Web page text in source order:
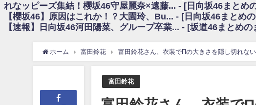
欅坂46/日向坂46まとめのまとめ / 『anan』の表紙の櫻坂46さん、多様性の時代だと話題に
欅坂46/日向坂46まとめのまとめ / 日向坂46より重大発表！！！！
日向坂46まとめのまとめ / 【朗報】増田三莉音さんの生足wwwwwwwwwwww
日向坂46まとめのまとめ / 【日向坂46】五期生着ぐるみ生写真も！ 富田鈴花考案グッズ＆
アイドル – ぷぅアンテナ / 「乃木坂46ののぎおび⊿」北野日奈子が生配信！【2022.3.22
アイドル – ぷぅアンテナ / 2022年3月22日（火）のメディア情報
アイドル – ぷぅアンテナ / 【乃木坂46】井上和の『なぎおはぎ』って こんぺいとう×いち
アイドル – ぷぅアンテナ / 【乃木坂46】日村勇紀 gif職人が切り抜いた名シーン.gif
れなッピーズ集結！櫻坂46守屋麗奈×遠藤... - [日向坂46まとめ
【櫻坂46】原因はこれか！？大園玲、Bu... - [日向坂46まとめ
【速報】日向坂46河田陽菜、グループ卒業... - [坂道46まとめの
ホーム 富田鈴花 富田鈴花さん、衣装でΠの大きさを隠し切れない
富田鈴花